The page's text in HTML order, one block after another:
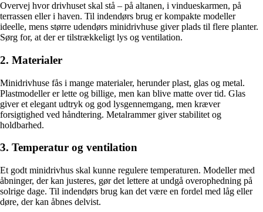
Overvej hvor drivhuset skal stå – på altanen, i vindueskarmen, på
terrassen eller i haven. Til indendørs brug er kompakte modeller
ideelle, mens større udendørs minidrivhuse giver plads til flere planter.
Sørg for, at der er tilstrækkeligt lys og ventilation.
2. Materialer
Minidrivhuse fås i mange materialer, herunder plast, glas og metal.
Plastmodeller er lette og billige, men kan blive matte over tid. Glas
giver et elegant udtryk og god lysgennemgang, men kræver
forsigtighed ved håndtering. Metalrammer giver stabilitet og
holdbarhed.
3. Temperatur og ventilation
Et godt minidrivhus skal kunne regulere temperaturen. Modeller med
åbninger, der kan justeres, gør det lettere at undgå overophedning på
solrige dage. Til indendørs brug kan det være en fordel med låg eller
døre, der kan åbnes delvist.